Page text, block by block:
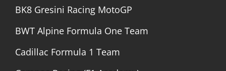
BK8 Gresini Racing MotoGP
BWT Alpine Formula One Team
Cadillac Formula 1 Team